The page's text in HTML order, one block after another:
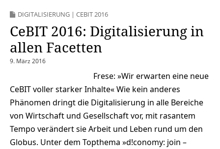
DIGITALISIERUNG | CEBIT 2016
CeBIT 2016: Digitalisierung in
allen Facetten
9. März 2016
Frese: »Wir erwarten eine neue
CeBIT voller starker Inhalte« Wie kein anderes
Phänomen dringt die Digitalisierung in alle Bereiche
von Wirtschaft und Gesellschaft vor, mit rasantem
Tempo verändert sie Arbeit und Leben rund um den
Globus. Unter dem Topthema »d!conomy: join –